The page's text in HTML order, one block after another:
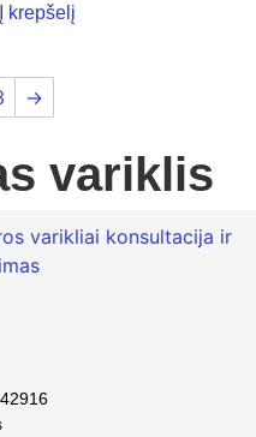
Į krepšelį
→
variklis